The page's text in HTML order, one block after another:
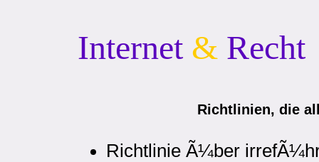
Internet &Recht
Richtlinien, die
Richtlinie Ã¼ber